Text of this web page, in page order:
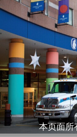
本页面所